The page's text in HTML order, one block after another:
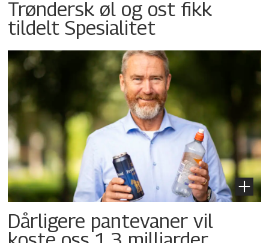
Trøndersk øl og ost fikk
tildelt Spesialitet
Dårligere pantevaner vil